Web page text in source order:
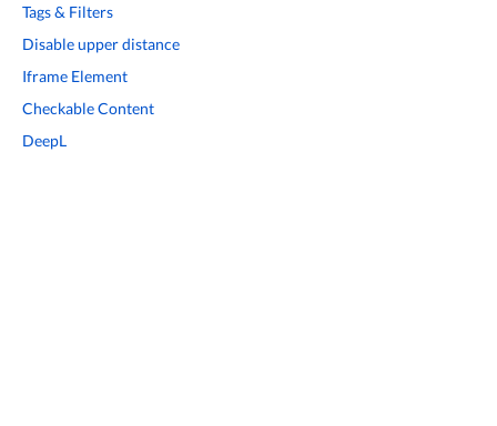
Tags & Filters
Disable upper distance
Iframe Element
Checkable Content
DeepL